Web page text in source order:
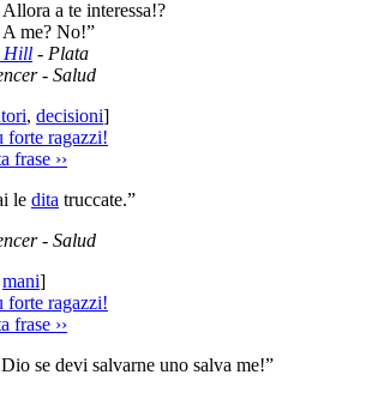
a te interessa!?
me? No!”
Hill - Plata
- Salud
, decisioni]
forte ragazzi!
frase ››
le dita truccate.”
- Salud
mani]
forte ragazzi!
frase ››
se devi salvarne uno salva me!”